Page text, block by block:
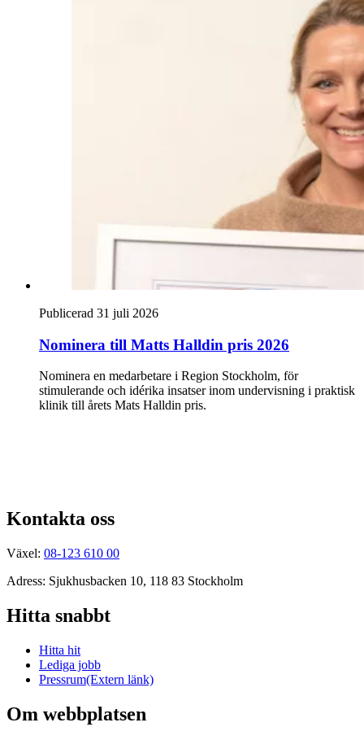
Publicerad 31 juli 2026
Nominera till Matts Halldin pris 2026
Nominera en medarbetare i Region Stockholm, för
stimulerande och idérika insatser inom undervisning i praktisk
klinik till årets Mats Halldin pris.
Kontakta oss
Växel: 08-123 610 00
Adress: Sjukhusbacken 10, 118 83 Stockholm
Hitta snabbt
Hitta hit
Lediga jobb
Pressrum(Extern länk)
Om webbplatsen